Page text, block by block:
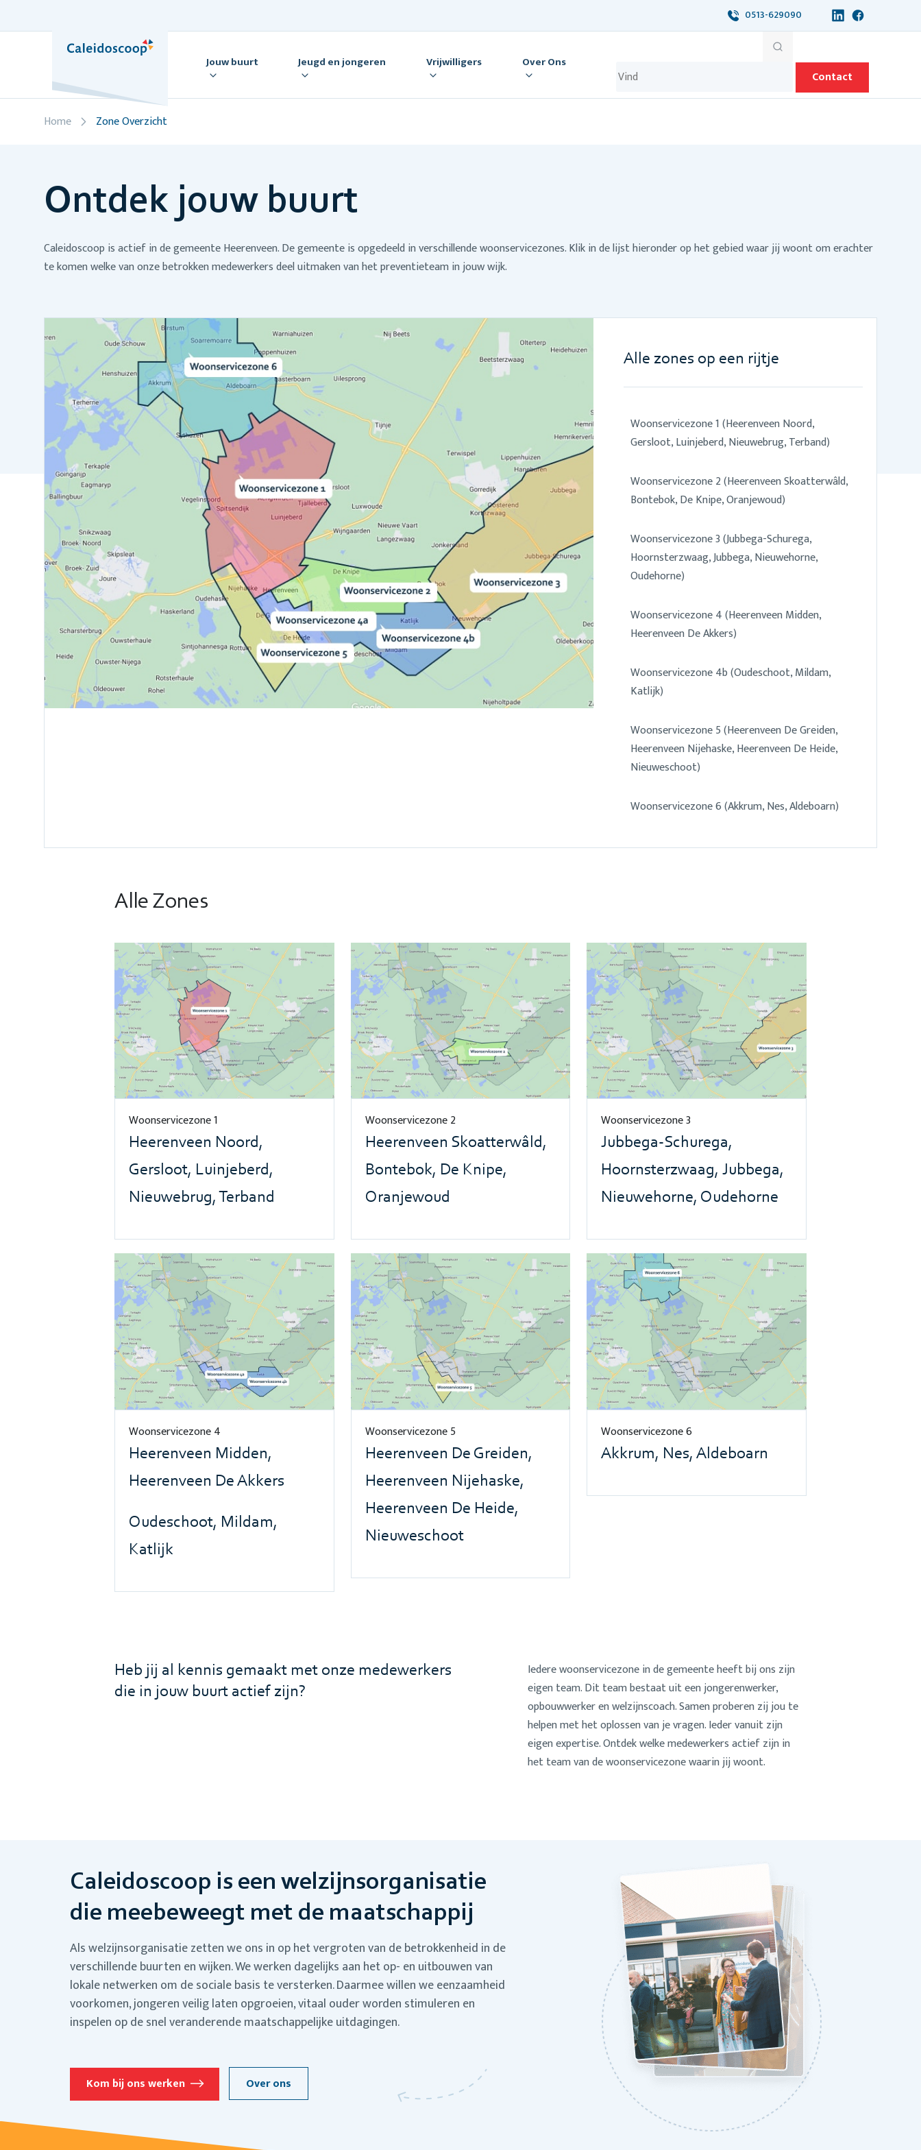
content
0513-629090
Jouw buurt Jeugd en jongeren Vrijwilligers Over Ons
Contact
Home Zone Overzicht
Ontdek jouw buurt
Caleidoscoop is actief in de gemeente Heerenveen. De gemeente is opgedeeld in verschillende woonservicezones. Klik in de lijst hieronder op het gebied waar jij woont om erachter
te komen welke van onze betrokken medewerkers deel uitmaken van het preventieteam in jouw wijk.
Alle zones op een rijtje
Woonservicezone 1 (Heerenveen Noord,
Gersloot, Luinjeberd, Nieuwebrug, Terband)
Woonservicezone 2 (Heerenveen Skoatterwâld,
Bontebok, De Knipe, Oranjewoud)
Woonservicezone 3 (Jubbega-Schurega,
Hoornsterzwaag, Jubbega, Nieuwehorne,
Oudehorne)
Woonservicezone 4 (Heerenveen Midden,
Heerenveen De Akkers)
Woonservicezone 4b (Oudeschoot, Mildam,
Katlijk)
Woonservicezone 5 (Heerenveen De Greiden,
Heerenveen Nijehaske, Heerenveen De Heide,
Nieuweschoot)
Woonservicezone 6 (Akkrum, Nes, Aldeboarn)
Alle Zones
Woonservicezone 1
Heerenveen Noord,
Gersloot, Luinjeberd,
Nieuwebrug, Terband
Woonservicezone 2
Heerenveen Skoatterwâld,
Bontebok, De Knipe,
Oranjewoud
Woonservicezone 3
Jubbega-Schurega,
Hoornsterzwaag, Jubbega,
Nieuwehorne, Oudehorne
Woonservicezone 4
Heerenveen Midden,
Heerenveen De Akkers
Oudeschoot, Mildam,
Katlijk
Woonservicezone 5
Heerenveen De Greiden,
Heerenveen Nijehaske,
Heerenveen De Heide,
Nieuweschoot
Woonservicezone 6
Akkrum, Nes, Aldeboarn
Heb jij al kennis gemaakt met onze medewerkers
die in jouw buurt actief zijn?
Iedere woonservicezone in de gemeente heeft bij ons zijn
eigen team. Dit team bestaat uit een jongerenwerker,
opbouwwerker en welzijnscoach. Samen proberen zij jou te
helpen met het oplossen van je vragen. Ieder vanuit zijn
eigen expertise. Ontdek welke medewerkers actief zijn in
het team van de woonservicezone waarin jij woont.
Caleidoscoop is een welzijnsorganisatie
die meebeweegt met de maatschappij
Als welzijnsorganisatie zetten we ons in op het vergroten van de betrokkenheid in de
verschillende buurten en wijken. We werken dagelijks aan het op- en uitbouwen van
lokale netwerken om de sociale basis te versterken. Daarmee willen we eenzaamheid
voorkomen, jongeren veilig laten opgroeien, vitaal ouder worden stimuleren en
inspelen op de snel veranderende maatschappelijke uitdagingen.
Kom bij ons werken Over ons